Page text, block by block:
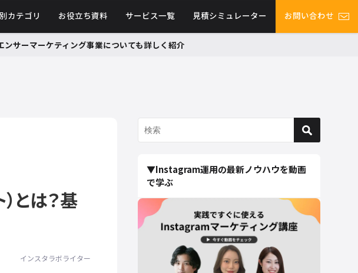
カテゴリ お役立ち資料 サービス一覧 見積シミュレーター お問い合わせ
サーマーケティング事業についても詳しく紹介
とは？基
インスタラボライター
▼Instagram運用の最新ノウハウを動画
で学ぶ